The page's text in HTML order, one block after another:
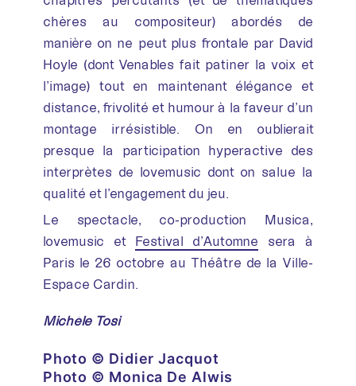
chères au compositeur) abordés de
manière on ne peut plus frontale par David
Hoyle (dont Venables fait patiner la voix et
l’image) tout en maintenant élégance et
distance, frivolité et humour à la faveur d’un
montage irrésistible. On en oublierait
presque la participation hyperactive des
interprètes de lovemusic dont on salue la
qualité et l’engagement du jeu.
Le spectacle, co-production Musica,
lovemusic et Festival d’Automne sera à
Paris le 26 octobre au Théâtre de la Ville-
Espace Cardin.
Michèle Tosi
Photo © Didier Jacquot
Photo © Monica De Alwis